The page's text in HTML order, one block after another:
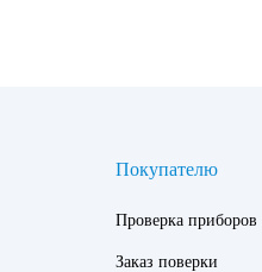
Покупателю
Проверка приборов
Заказ поверки